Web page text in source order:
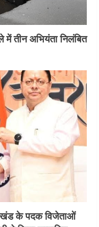
में तीन अभियंता निलंबित
के पदक विजेताओं